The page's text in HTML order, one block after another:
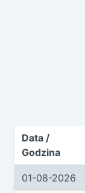
Data /
Godzina
01-08-2026